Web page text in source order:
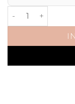
Abschwitzdecke